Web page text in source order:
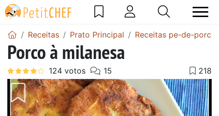
Receitas Prato Principal Receitas pe-de-porco
Porco à milanesa